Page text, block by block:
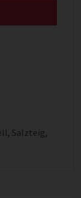
, Salzteig,